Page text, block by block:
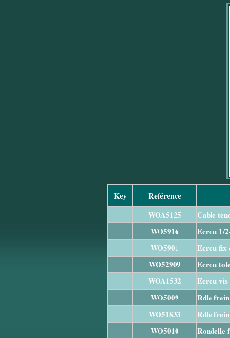
Key Reférence
WOA5125 Cable
WO5916
Ecrou 1/
WO5901
Ecrou fix
WO52909
Ecrou
WOA1532
Ecrou vis
WO5009
Rdle
WO51833
Rdle
WO5010
Rondelle